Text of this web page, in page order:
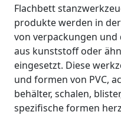
Flachbett
produkte werden in
von verpackungen
aus kunststoff oder
eingesetzt. Diese
und formen von PVC,
behälter, schalen,
spezifische formen